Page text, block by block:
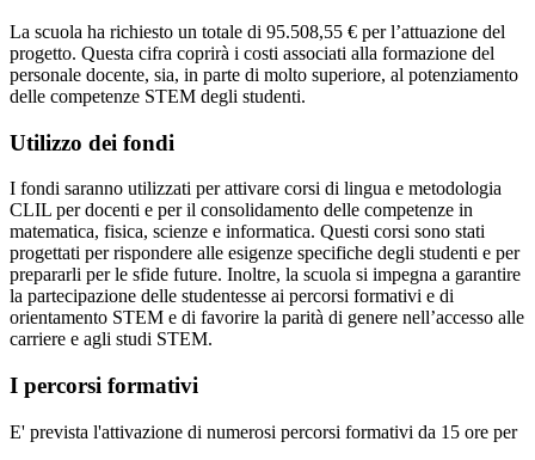
La scuola ha richiesto un totale di 95.508,55 € per l’attuazione del
progetto. Questa cifra coprirà i costi associati alla formazione del
personale docente, sia, in parte di molto superiore, al potenziamento
delle competenze STEM degli studenti.
Utilizzo dei fondi
I fondi saranno utilizzati per attivare corsi di lingua e metodologia
CLIL per docenti e per il consolidamento delle competenze in
matematica, fisica, scienze e informatica. Questi corsi sono stati
progettati per rispondere alle esigenze specifiche degli studenti e per
prepararli per le sfide future. Inoltre, la scuola si impegna a garantire
la partecipazione delle studentesse ai percorsi formativi e di
orientamento STEM e di favorire la parità di genere nell’accesso alle
carriere e agli studi STEM.
I percorsi formativi
E' prevista l'attivazione di numerosi percorsi formativi da 15 ore per